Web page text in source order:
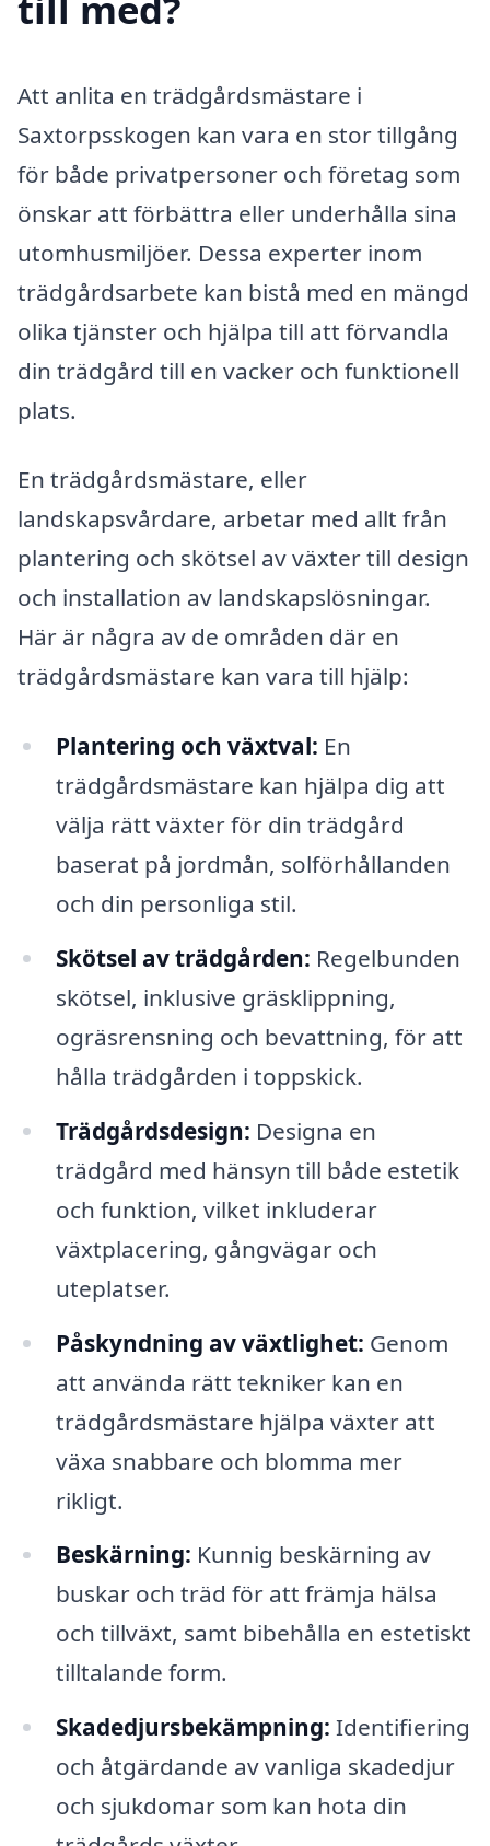
Att anlita en trädgårdsmästare i
Saxtorpsskogen kan vara en stor tillgång
för både privatpersoner och företag som
önskar att förbättra eller underhålla sina
utomhusmiljöer. Dessa experter inom
trädgårdsarbete kan bistå med en mängd
olika tjänster och hjälpa till att förvandla
din trädgård till en vacker och funktionell
plats.
En trädgårdsmästare, eller
landskapsvårdare, arbetar med allt från
plantering och skötsel av växter till design
och installation av landskapslösningar.
Här är några av de områden där en
trädgårdsmästare kan vara till hjälp:
Plantering och växtval: En
trädgårdsmästare kan hjälpa dig att
välja rätt växter för din trädgård
baserat på jordmån, solförhållanden
och din personliga stil.
Skötsel av trädgården: Regelbunden
skötsel, inklusive gräsklippning,
ogräsrensning och bevattning, för att
hålla trädgården i toppskick.
Trädgårdsdesign: Designa en
trädgård med hänsyn till både estetik
och funktion, vilket inkluderar
växtplacering, gångvägar och
uteplatser.
Påskyndning av växtlighet: Genom
att använda rätt tekniker kan en
trädgårdsmästare hjälpa växter att
växa snabbare och blomma mer
rikligt.
Beskärning: Kunnig beskärning av
buskar och träd för att främja hälsa
och tillväxt, samt bibehålla en estetiskt
tilltalande form.
Skadedjursbekämpning: Identifiering
och åtgärdande av vanliga skadedjur
och sjukdomar som kan hota din